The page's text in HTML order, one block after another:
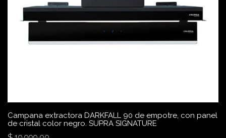
Campana extractora DARKFALL 90 de empotre, con panel
de cristal color negro. SUPRA SIGNATURE